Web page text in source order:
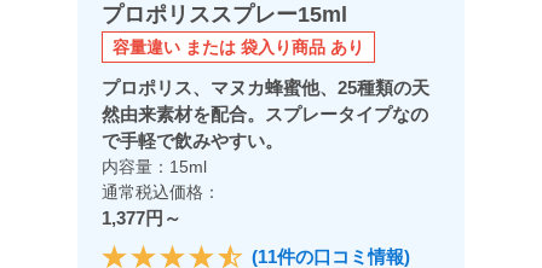
プロポリススプレー15ml
容量違い または 袋入り商品 あり
プロポリス、マヌカ蜂蜜他、25種類の天
然由来素材を配合。スプレータイプなの
で手軽で飲みやすい。
内容量：15ml
通常税込価格：
1,377円～
(11件の口コミ情報)